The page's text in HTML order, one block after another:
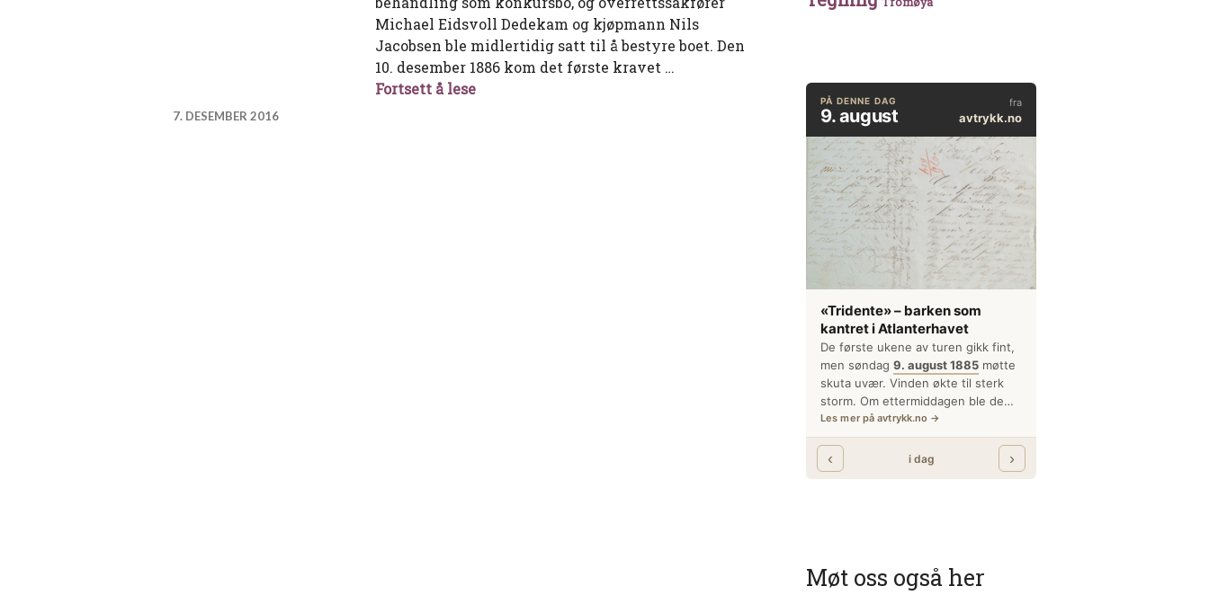
Michael Eidsvoll Dedekam og kjøpmann Nils
Jacobsen ble midlertidig satt til å bestyre boet. Den
10. desember 1886 kom det første kravet …
Fortsett å leseArendals Bryggeri på vei mot konkurs
7. DESEMBER 2016
Møt oss også her